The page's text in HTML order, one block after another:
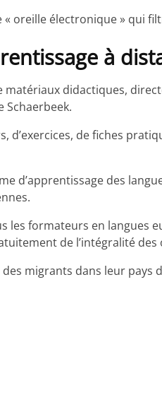
« oreille électronique » qui
à
didactiques,
Schaerbeek.
d’exercices, de fiches
d’apprentissage des
les formateurs en langues
de l’intégralité
migrants dans leur pays